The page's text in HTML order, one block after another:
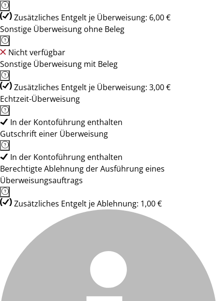
Zusätzliches Entgelt je Überweisung: 6,00 €
Sonstige Überweisung ohne Beleg
Nicht verfügbar
Sonstige Überweisung mit Beleg
Zusätzliches Entgelt je Überweisung: 3,00 €
Echtzeit-Überweisung
In der Kontoführung enthalten
Gutschrift einer Überweisung
In der Kontoführung enthalten
Berechtigte Ablehnung der Ausführung eines
Überweisungsauftrags
Zusätzliches Entgelt je Ablehnung: 1,00 €